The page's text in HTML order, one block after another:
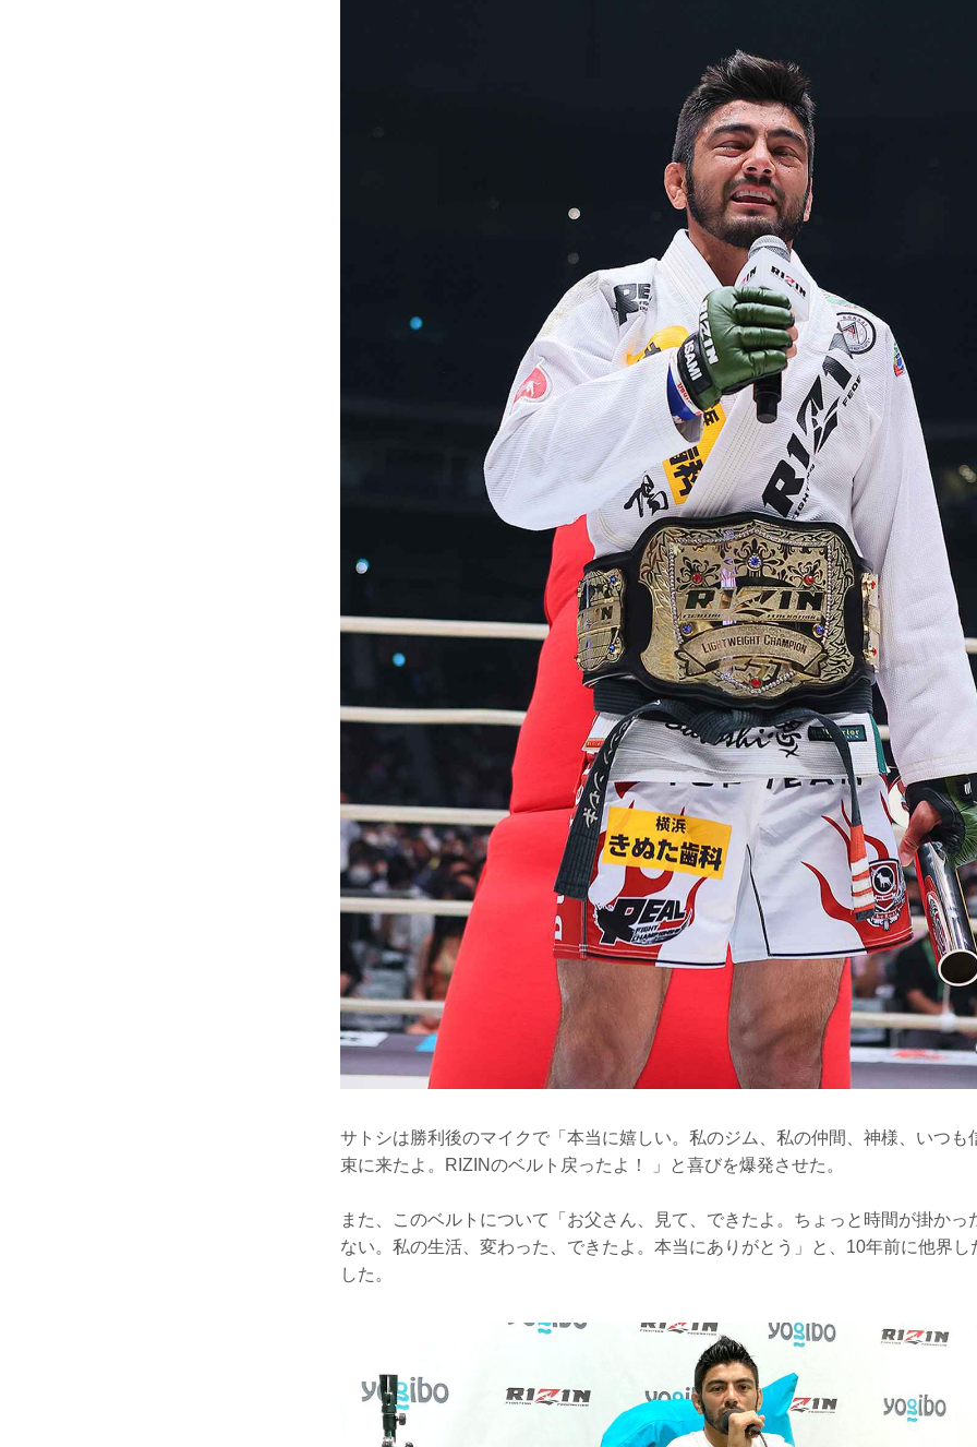
サトシは勝利後のマイクで「本当に嬉しい。私のジム、私の仲間、神様、いつも
束に来たよ。RIZINのベルト戻ったよ！ 」と喜びを爆発させた。
また、このベルトについて「お父さん、見て、できたよ。ちょっと時間が掛かっ
ない。私の生活、変わった、できたよ。本当にありがとう」と、10年前に他界し
した。